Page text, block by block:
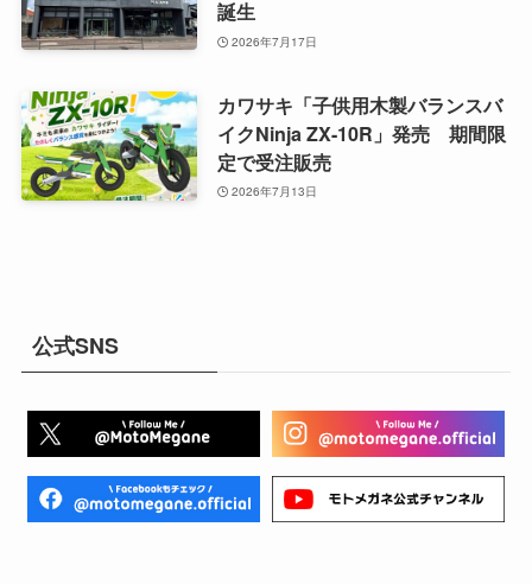
誕生
2026年7月17日
カワサキ「子供用木製バランスバ
イクNinja ZX-10R」発売 期間限
定で受注販売
2026年7月13日
公式SNS